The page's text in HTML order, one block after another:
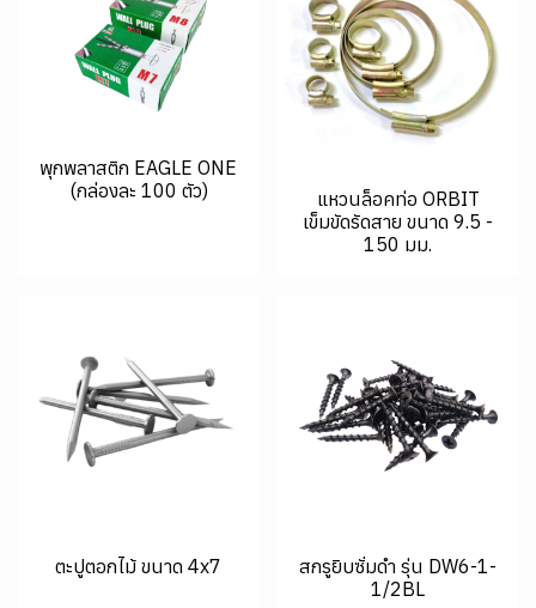
พุกพลาสติก EAGLE ONE
(กล่องละ 100 ตัว)
แหวนล็อคท่อ ORBIT
เข็มขัดรัดสาย ขนาด 9.5 -
150 มม.
ตะปูตอกไม้ ขนาด 4x7
สกรูยิบซั่มดำ รุ่น DW6-1-
1/2BL